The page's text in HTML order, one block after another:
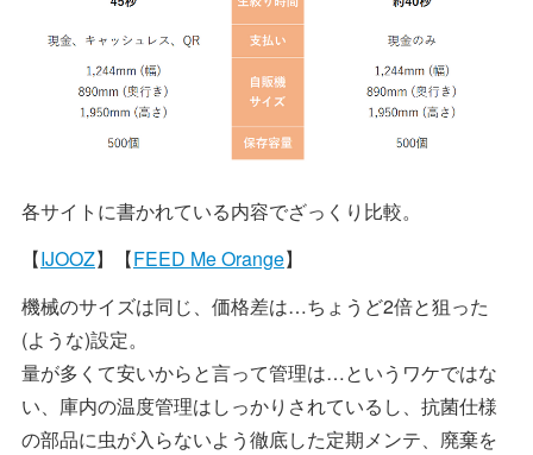
各サイトに書かれている内容でざっくり比較。
【IJOOZ】【FEED Me Orange】
機械のサイズは同じ、価格差は…ちょうど2倍と狙った
(ような)設定。
量が多くて安いからと言って管理は…というワケではな
い、庫内の温度管理はしっかりされているし、抗菌仕様
の部品に虫が入らないよう徹底した定期メンテ、廃棄を